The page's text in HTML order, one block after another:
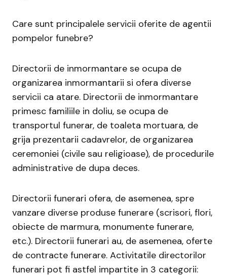
Care sunt principalele servicii oferite de agentii
pompelor funebre?
Directorii de inmormantare se ocupa de
organizarea inmormantarii si ofera diverse
servicii ca atare. Directorii de inmormantare
primesc familiile in doliu, se ocupa de
transportul funerar, de toaleta mortuara, de
grija prezentarii cadavrelor, de organizarea
ceremoniei (civile sau religioase), de procedurile
administrative de dupa deces.
Directorii funerari ofera, de asemenea, spre
vanzare diverse produse funerare (scrisori, flori,
obiecte de marmura, monumente funerare,
etc.). Directorii funerari au, de asemenea, oferte
de contracte funerare. Activitatile directorilor
funerari pot fi astfel impartite in 3 categorii: